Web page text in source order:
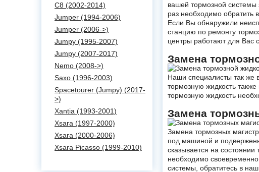
вашей тормозной
раз необходимо обратить
Если Вы обнаружили
станцию по ремонту
центры работают для Вас
Замена
Наши специалисты так же
тормозную жидкость
тормозную жидкость
Замена
Замена тормозных
под машиной и
сказывается на
необходимо своевременно
системы, обратитесь в
C8 (2002-2014)
Jumper (1994-2006)
Jumper (2006->)
Jumpy (1995-2007)
Jumpy (2007-2017)
Nemo (2008->)
Saxo (1996-2003)
Spacetourer (Jumpy) (2017-
>)
Xantia (1993-2001)
Xsara (1997-2000)
Xsara (2000-2006)
Xsara Picasso (1999-2010)